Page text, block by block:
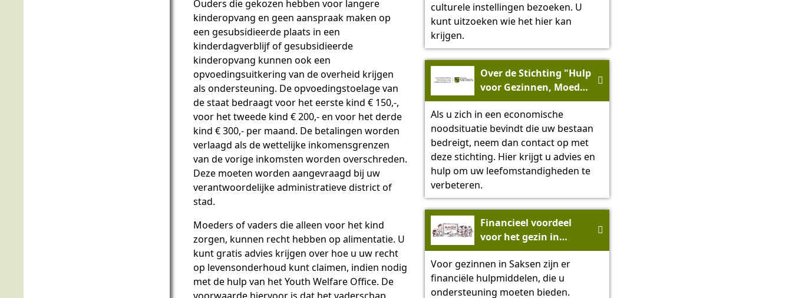
Ouders die gekozen hebben voor langere
kinderopvang en geen aanspraak maken op
een gesubsidieerde plaats in een
kinderdagverblijf of gesubsidieerde
kinderopvang kunnen ook een
opvoedingsuitkering van de overheid krijgen
als ondersteuning. De opvoedingstoelage van
de staat bedraagt voor het eerste kind € 150,-,
voor het tweede kind € 200,- en voor het derde
kind € 300,- per maand. De betalingen worden
verlaagd als de wettelijke inkomensgrenzen
van de vorige inkomsten worden overschreden.
Deze moeten worden aangevraagd bij uw
verantwoordelijke administratieve district of
stad.
Moeders of vaders die alleen voor het kind
zorgen, kunnen recht hebben op alimentatie. U
kunt gratis advies krijgen over hoe u uw recht
op levensonderhoud kunt claimen, indien nodig
met de hulp van het Youth Welfare Office. De
culturele instellingen bezoeken. U
kunt uitzoeken wie het hier kan
krijgen.
Over de Stichting "Hulp
voor Gezinnen, Moeder
en Kind" - SMS Sachsen

Als u zich in een economische
noodsituatie bevindt die uw bestaan
bedreigt, neem dan contact op met
deze stichting. Hier krijgt u advies en
hulp om uw leefomstandigheden te
verbeteren.
Financieel voordeel
voor het gezin in
Saksen -
amt24.sachsen.de

Voor gezinnen in Saksen zijn er
financiële hulpmiddelen, die u
ondersteuning moeten bieden.